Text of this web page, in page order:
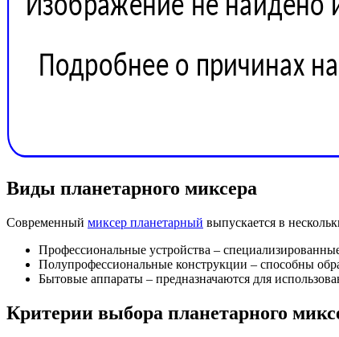
Виды планетарного миксера
Современный миксер планетарный выпускается в
Профессиональные устройства –
Полупрофессиональные конструкции – способны
Бытовые аппараты – предназначаются для
Критерии выбора планетарного